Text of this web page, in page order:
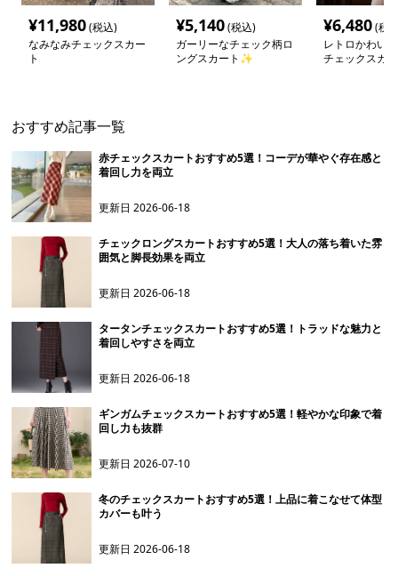
¥11,980(税込)
なみなみチェックスカー
ト
¥5,140(税込)
ガーリーなチェック柄ロ
ングスカート✨
¥6,480(税
レトロかわい
チェックスカ
おすすめ記事一覧
赤チェックスカートおすすめ5選！コーデが華やぐ存在感と
着回し力を両立
更新日2026-06-18
チェックロングスカートおすすめ5選！大人の落ち着いた雰
囲気と脚長効果を両立
更新日2026-06-18
タータンチェックスカートおすすめ5選！トラッドな魅力と
着回しやすさを両立
更新日2026-06-18
ギンガムチェックスカートおすすめ5選！軽やかな印象で着
回し力も抜群
更新日2026-07-10
冬のチェックスカートおすすめ5選！上品に着こなせて体型
カバーも叶う
更新日2026-06-18